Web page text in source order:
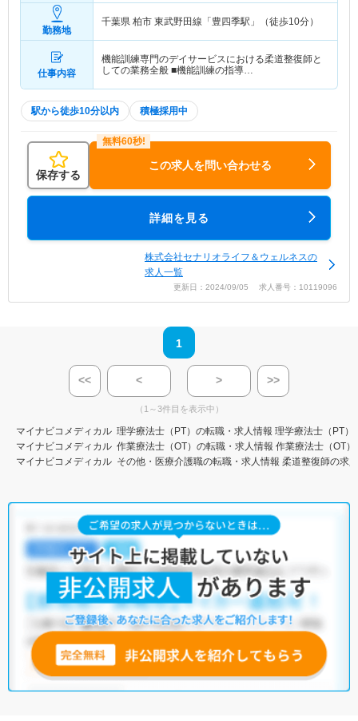
勤務地
千葉県 柏市 東武野田線「豊四季駅」（徒歩10分）
仕事内容
機能訓練専門のデイサービスにおける柔道整復師と
しての業務全般 ■機能訓練の指導…
駅から徒歩10分以内 積極採用中
保存する
この求人を問い合わせる
詳細を見る
株式会社セナリオライフ＆ウェルネスの
求人一覧
更新日：2024/09/05 求人番号：10119096
1
<< < > >>
（1～3件目を表示中）
マイナビコメディカル 理学療法士（PT）の転職・求人情報 理学療法士（PT）
マイナビコメディカル 作業療法士（OT）の転職・求人情報 作業療法士（OT
マイナビコメディカル その他・医療介護職の転職・求人情報 柔道整復師の求